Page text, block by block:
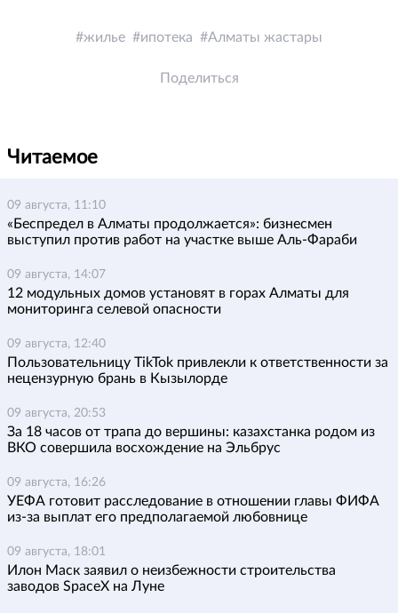
жилье ипотека Алматы жастары
Поделиться
Читаемое
09 августа, 11:10
«Беспредел в Алматы продолжается»: бизнесмен
выступил против работ на участке выше Аль-Фараби
09 августа, 14:07
12 модульных домов установят в горах Алматы для
мониторинга селевой опасности
09 августа, 12:40
Пользовательницу TikTok привлекли к ответственности за
нецензурную брань в Кызылорде
09 августа, 20:53
За 18 часов от трапа до вершины: казахстанка родом из
ВКО совершила восхождение на Эльбрус
09 августа, 16:26
УЕФА готовит расследование в отношении главы ФИФА
из-за выплат его предполагаемой любовнице
09 августа, 18:01
Илон Маск заявил о неизбежности строительства
заводов SpaceX на Луне